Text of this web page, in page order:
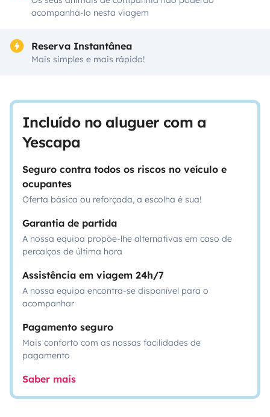
acompanhá-lo nesta viagem
Reserva Instantânea
Mais simples e mais rápido!
Incluído no aluguer com a
Yescapa
Seguro contra todos os riscos no veículo e
ocupantes
Oferta básica ou reforçada, a escolha é sua!
Garantia de partida
A nossa equipa propõe-lhe alternativas em caso de
percalços de última hora
Assistência em viagem 24h/7
A nossa equipa encontra-se disponível para o
acompanhar
Pagamento seguro
Mais conforto com as nossas facilidades de
pagamento
Saber mais